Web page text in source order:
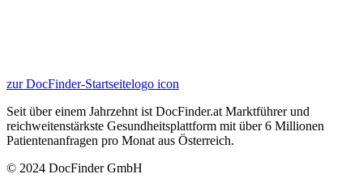
zur DocFinder-Startseitelogo icon
Seit über einem Jahrzehnt ist DocFinder.at Marktführer und
reichweitenstärkste Gesundheitsplattform mit über 6 Millionen
Patientenanfragen pro Monat aus Österreich.
© 2024 DocFinder GmbH